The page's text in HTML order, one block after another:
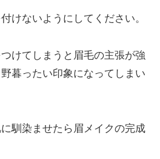
けないようにしてください。
けてしまうと眉毛の主張が強
暮ったい印象になってしまい
馴染ませたら眉メイクの完成